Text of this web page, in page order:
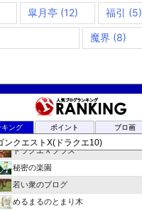
皐月亭 (12) 福引 (5)
魔界 (8)
キング ポイント ブロ画
夢路電信草紙
ドラクエ10ぱふぱふの向こう側
ドラクエＸプラス
秘密の楽園
若い衆のブログ
めるまるのとまり木